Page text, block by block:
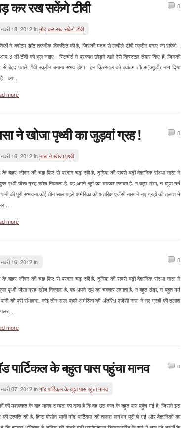
कर रख सकेंगे टीवी 0
18, 2012 inमोड़ कर रख सकेंगे टीवी
ने क्वांटम डॉट तकनीक विकसित की है, जिसकी मदद से लचीले टीवी स्क्रीन बनाए जा सकेंगे।
3-डी टीवी को भूल जाइए। रिसर्चर्स ने प्रकाश छोड़ने वाले ऐसे क्रिस्टल तैयार किए हैं, जिनकी
से बेहद पतले टीवी स्क्रीन बनाना संभव होगा। इन क्रिस्टल को क्वांटम डॉट्स(क्यूडी) नाम दिया
क्या...
more
ने खोजा पृथ्वी का जुड़वां ग्रह ! 0
16, 2012 inनासा ने खोजा पृथ्वी
के बाहर जीवन की चाह फिर से परवान चढ़ रही है. दुनिया की सबसे बड़ी वैज्ञानिक संस्था नासा ने
पृथ्वी जैसा ग्रह खोज निकाला है. वह अपने सूर्य का चक्कर लगाता है. न बहुत ठंडा, न बहुत गर्म
की पूरी संभावना.कोई तीन साल पहले अमेरिका की अंतरिक्ष एजेंसी नासा ने नए ग्रहों की तलाश में
more
0
16, 2012 in
के बाहर जीवन की चाह फिर से परवान चढ़ रही है. दुनिया की सबसे बड़ी वैज्ञानिक संस्था नासा ने
पृथ्वी जैसा ग्रह खोज निकाला है. वह अपने सूर्य का चक्कर लगाता है. न बहुत ठंडा, न बहुत गर्म
की पूरी संभावना. कोई तीन साल पहले अमेरिका की अंतरिक्ष एजेंसी नासा ने नए ग्रहों की तलाश
more
पार्टिकल के बहुत पास पहुंचा मानव 0
07, 2012 inगॉड पार्टिकल के बहुत पास पहुंचा मानव
की मशक्कत के बाद मानव सभ्यता का दावा है कि वह उस कण के बहुत पास पहुंच गई है, जिसने इस
की उत्पत्ति की है. हिग्स बोसोन यानी गॉड पार्टिकल की तलाश लगभग पूरी हो गई और वैज्ञानिकों का